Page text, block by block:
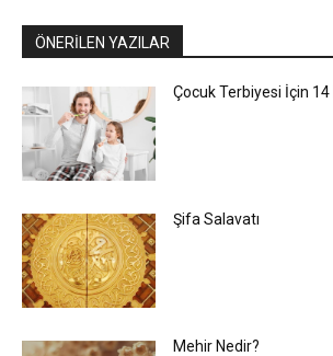
ÖNERİLEN YAZILAR
Çocuk Terbiyesi İçin
Şifa Salavatı
Mehir Nedir?